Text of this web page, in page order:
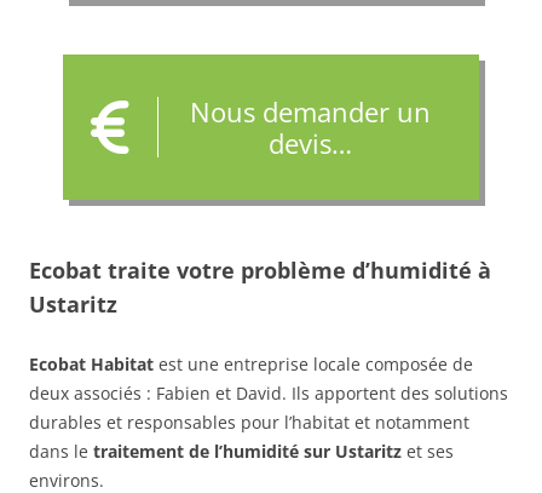
Nous demander un
devis…
Ecobat traite votre problème d’humidité à
Ustaritz
Ecobat Habitat est une entreprise locale composée de
deux associés : Fabien et David. Ils apportent des solutions
durables et responsables pour l’habitat et notamment
dans le traitement de l’humidité sur Ustaritz et ses
environs.